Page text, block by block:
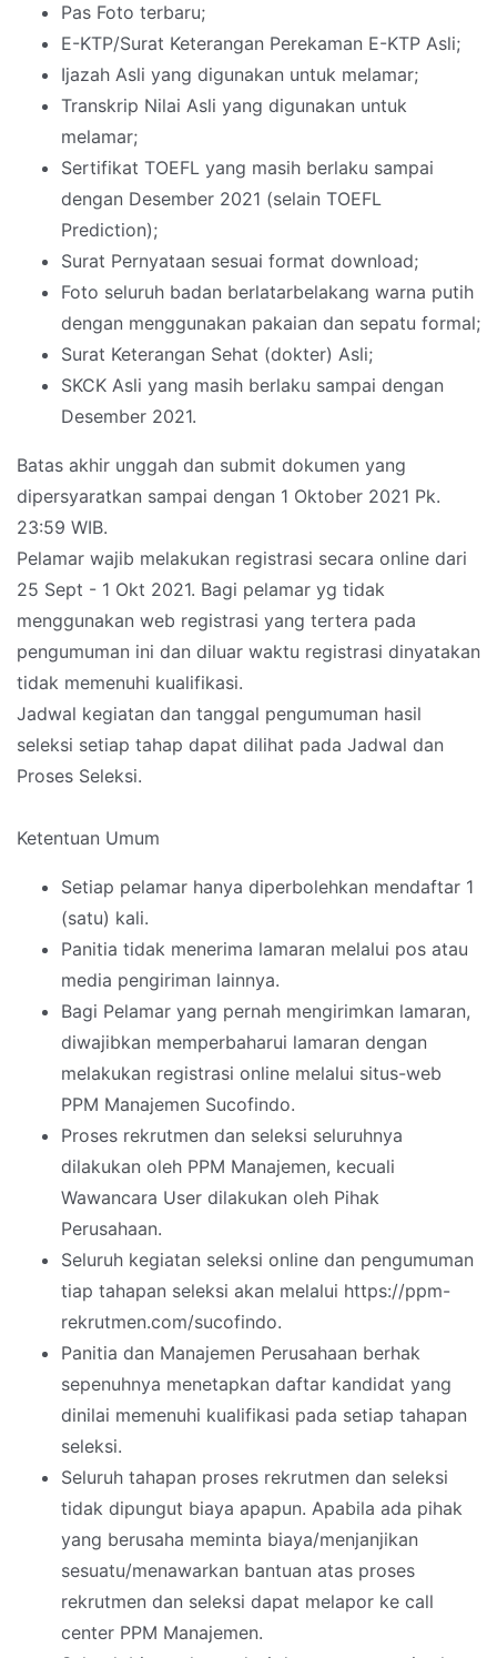
Pas Foto terbaru;
E-KTP/Surat Keterangan Perekaman E-KTP Asli;
Ijazah Asli yang digunakan untuk melamar;
Transkrip Nilai Asli yang digunakan untuk
melamar;
Sertifikat TOEFL yang masih berlaku sampai
dengan Desember 2021 (selain TOEFL
Prediction);
Surat Pernyataan sesuai format download;
Foto seluruh badan berlatarbelakang warna putih
dengan menggunakan pakaian dan sepatu formal;
Surat Keterangan Sehat (dokter) Asli;
SKCK Asli yang masih berlaku sampai dengan
Desember 2021.
Batas akhir unggah dan submit dokumen yang
dipersyaratkan sampai dengan 1 Oktober 2021 Pk.
23:59 WIB.
Pelamar wajib melakukan registrasi secara online dari
25 Sept - 1 Okt 2021. Bagi pelamar yg tidak
menggunakan web registrasi yang tertera pada
pengumuman ini dan diluar waktu registrasi dinyatakan
tidak memenuhi kualifikasi.
Jadwal kegiatan dan tanggal pengumuman hasil
seleksi setiap tahap dapat dilihat pada Jadwal dan
Proses Seleksi.
Ketentuan Umum
Setiap pelamar hanya diperbolehkan mendaftar 1
(satu) kali.
Panitia tidak menerima lamaran melalui pos atau
media pengiriman lainnya.
Bagi Pelamar yang pernah mengirimkan lamaran,
diwajibkan memperbaharui lamaran dengan
melakukan registrasi online melalui situs-web
PPM Manajemen Sucofindo.
Proses rekrutmen dan seleksi seluruhnya
dilakukan oleh PPM Manajemen, kecuali
Wawancara User dilakukan oleh Pihak
Perusahaan.
Seluruh kegiatan seleksi online dan pengumuman
tiap tahapan seleksi akan melalui https://ppm-
rekrutmen.com/sucofindo.
Panitia dan Manajemen Perusahaan berhak
sepenuhnya menetapkan daftar kandidat yang
dinilai memenuhi kualifikasi pada setiap tahapan
seleksi.
Seluruh tahapan proses rekrutmen dan seleksi
tidak dipungut biaya apapun. Apabila ada pihak
yang berusaha meminta biaya/menjanjikan
sesuatu/menawarkan bantuan atas proses
rekrutmen dan seleksi dapat melapor ke call
center PPM Manajemen.